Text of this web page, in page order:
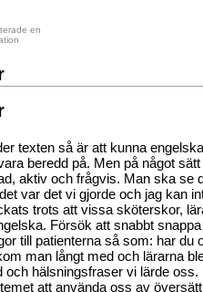
en
texten så är att kunna
beredd på. Men på något
aktiv och frågvis. Man ska se
var det vi gjorde och jag kan
trots att vissa sköterskor,
Försök att snabbt
till patienterna så som: har du
man långt med och lärarna
och hälsningsfraser vi lärde
att använda oss av